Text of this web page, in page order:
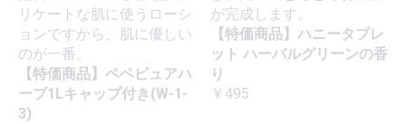
リケートな肌に使うローシ
ョンですから、肌に優しい
のが一番。
【特価商品】ペペピュアハ
ーブ1Lキャップ付き(W-1-
3)
が完成します。
【特価商品】ハニータブレ
ット ハーバルグリーンの香
り
￥495